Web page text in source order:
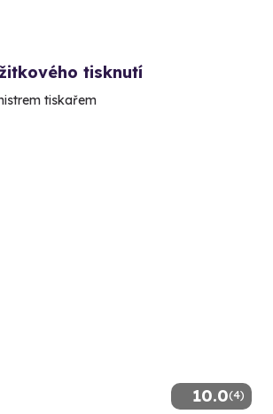
tisknutí
tiskařem
10.0(4)